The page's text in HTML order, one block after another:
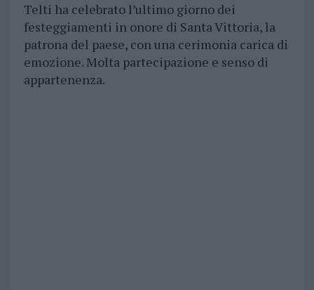
Telti ha celebrato l’ultimo giorno dei
festeggiamenti in onore di Santa Vittoria, la
patrona del paese, con una cerimonia carica di
emozione. Molta partecipazione e senso di
appartenenza.